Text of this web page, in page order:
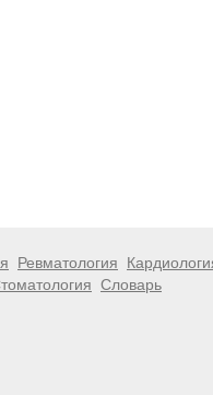
Ревматология
Словарь